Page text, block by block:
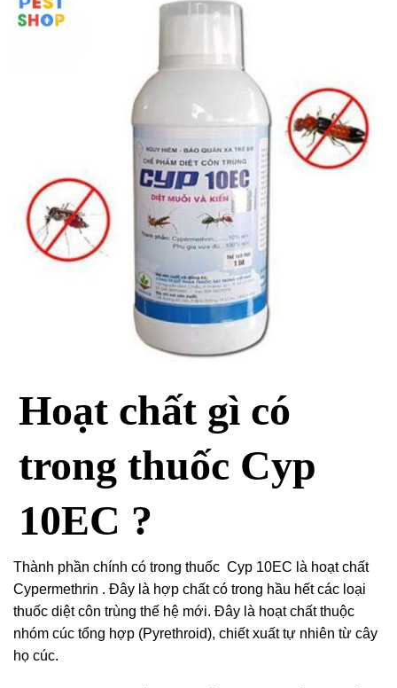
Hoạt chất gì có
trong thuốc Cyp
10EC ?
Thành phần chính có trong thuốc Cyp 10EC là hoạt chất
Cypermethrin . Đây là hợp chất có trong hầu hết các loại
thuốc diệt côn trùng thế hệ mới. Đây là hoạt chất thuộc
nhóm cúc tổng hợp (Pyrethroid), chiết xuất tự nhiên từ cây
họ cúc.